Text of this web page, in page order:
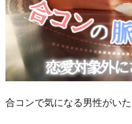
合コンで気になる男性がい